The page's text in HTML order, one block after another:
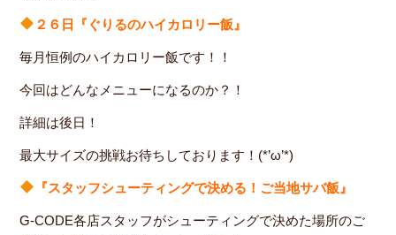
２６日『ぐりるのハイカロリー飯』
毎月恒例のハイカロリー飯です！！
今回はどんなメニューになるのか？！
詳細は後日！
最大サイズの挑戦お待ちしております！(*’ω’*)
『スタッフシューティングで決める！ご当地サバ飯』
G-CODE各店スタッフがシューティングで決めた場所のご